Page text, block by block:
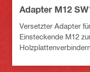
Adapter M12
Versetzter Adapter
Einsteckende M12